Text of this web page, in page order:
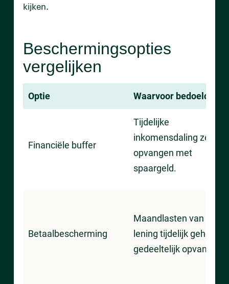
kijken.
Beschermingsopties
vergelijken
Optie Waarvoor bedoeld?
Financiële buffer
Tijdelijke
inkomensdaling zelf
opvangen met
spaargeld.
Betaalbescherming
Maandlasten van een
lening tijdelijk geheel of
gedeeltelijk opvangen.